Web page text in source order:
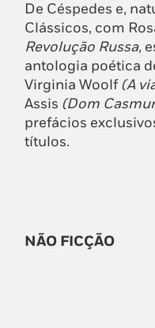
De Céspedes e,
Clássicos, com
Revolução Russa,
antologia poética
Virginia Woolf(A
Assis (Dom
prefácios
títulos.
NÃO FICÇÃO